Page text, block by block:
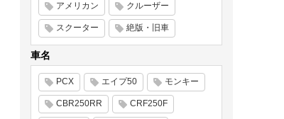
アメリカン クルーザー
スクーター 絶版・旧車
車名
PCX エイプ50 モンキー
CBR250RR CRF250F